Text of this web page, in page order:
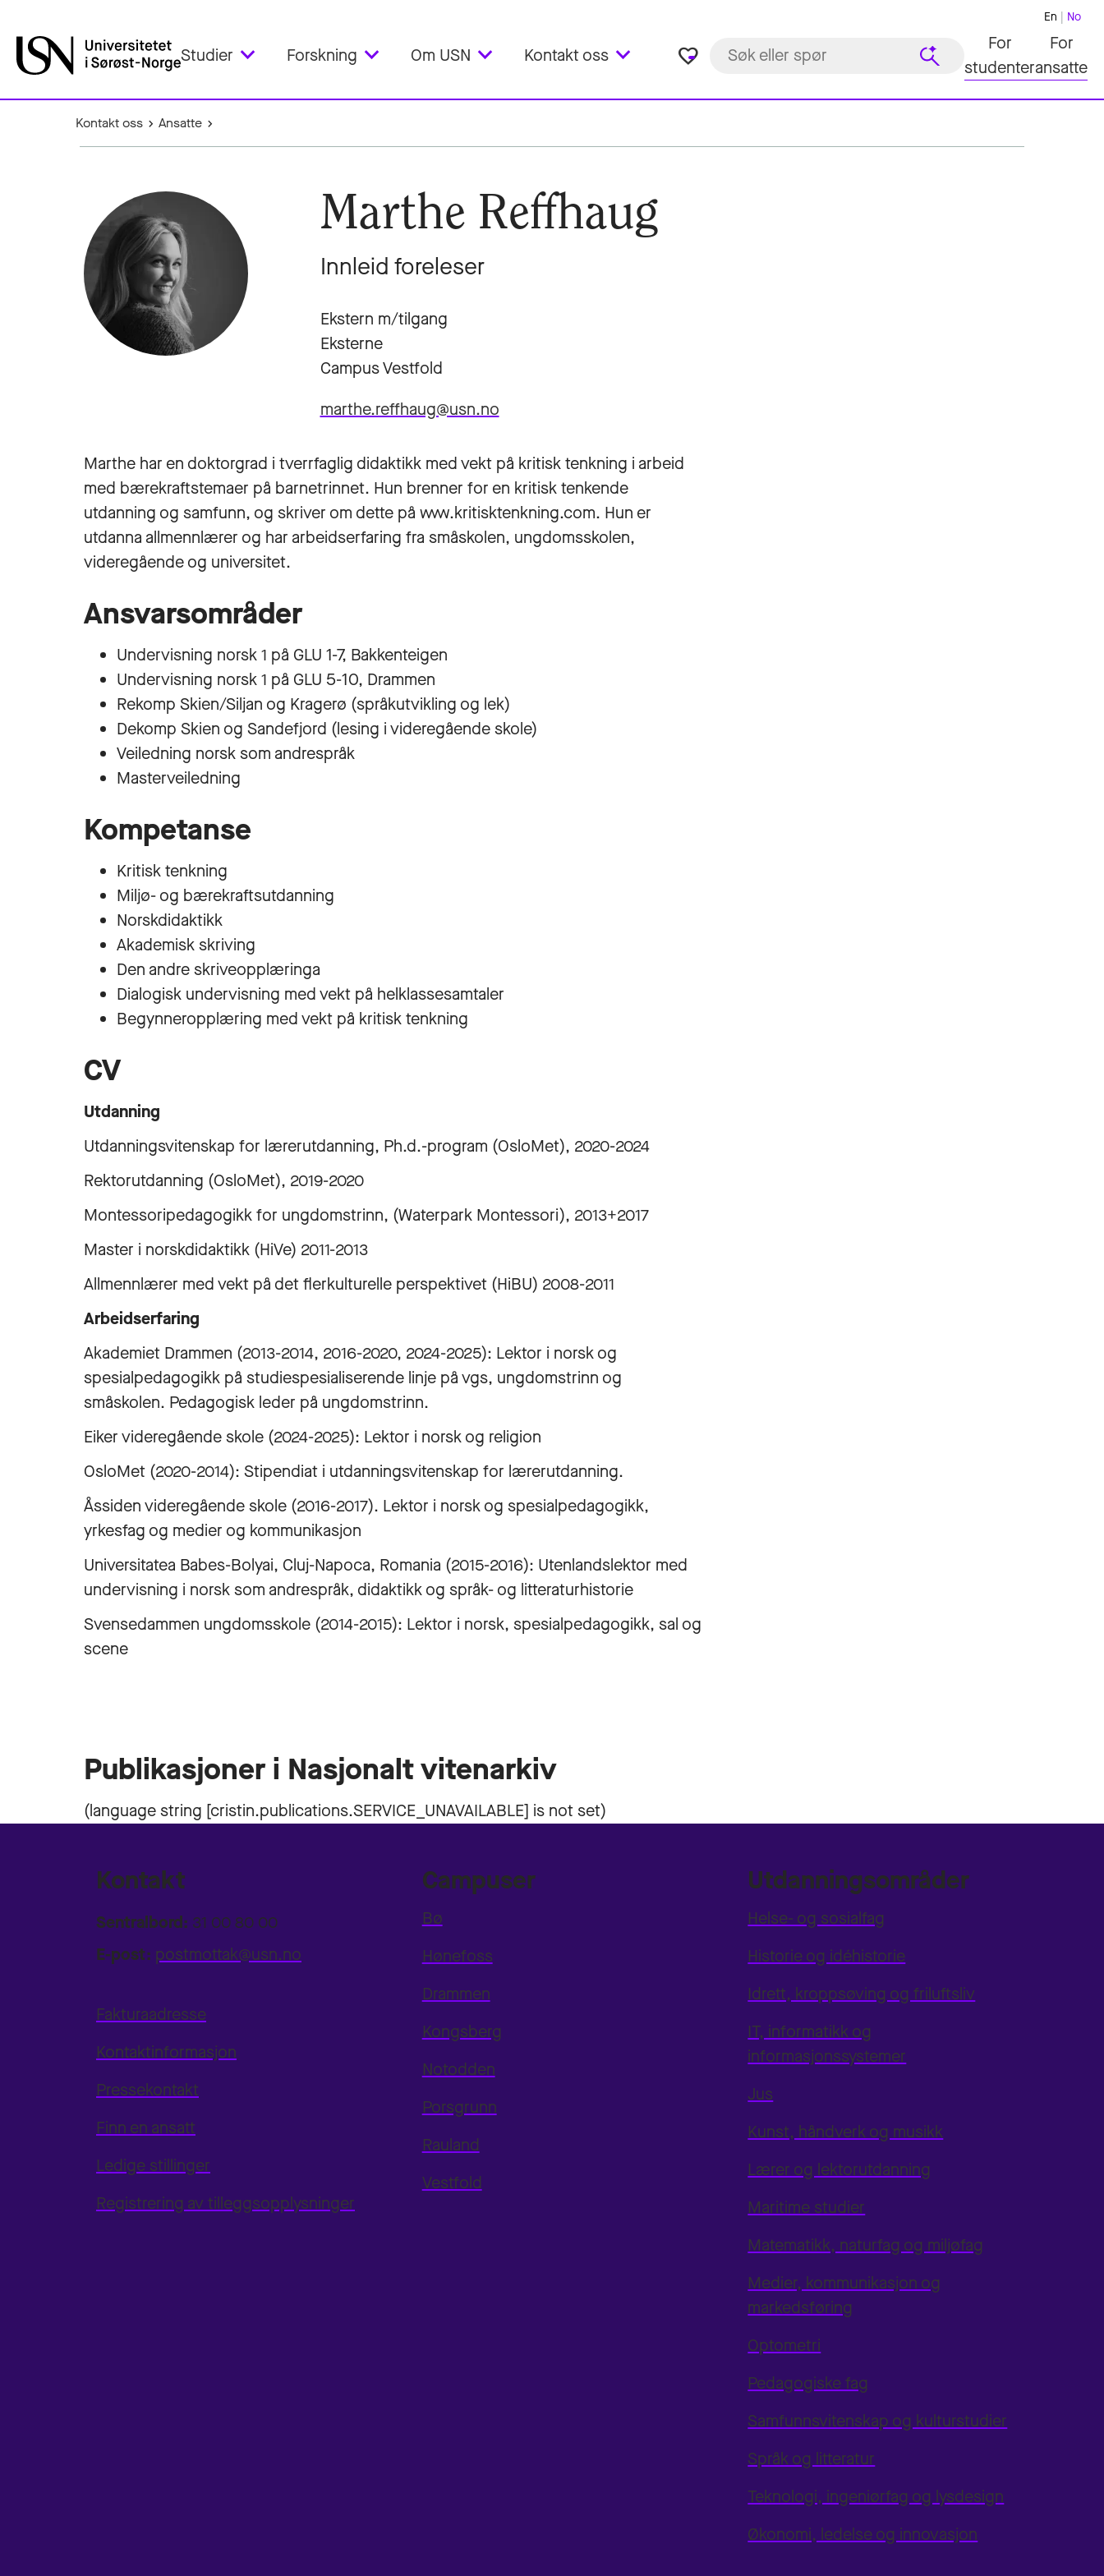
Studier Forskning Om USN Kontakt oss favorite_border
En No
For
studenter
For
ansatte
Kontakt oss Ansatte
Marthe Reffhaug
Innleid foreleser
Ekstern m/tilgang
Eksterne
Campus Vestfold
marthe.reffhaug@usn.no
Marthe har en doktorgrad i tverrfaglig didaktikk med vekt på kritisk tenkning i arbeid
med bærekraftstemaer på barnetrinnet. Hun brenner for en kritisk tenkende
utdanning og samfunn, og skriver om dette på www.kritisktenkning.com. Hun er
utdanna allmennlærer og har arbeidserfaring fra småskolen, ungdomsskolen,
videregående og universitet.
Ansvarsområder
Undervisning norsk 1 på GLU 1-7, Bakkenteigen
Undervisning norsk 1 på GLU 5-10, Drammen
Rekomp Skien/Siljan og Kragerø (språkutvikling og lek)
Dekomp Skien og Sandefjord (lesing i videregående skole)
Veiledning norsk som andrespråk
Masterveiledning
Kompetanse
Kritisk tenkning
Miljø- og bærekraftsutdanning
Norskdidaktikk
Akademisk skriving
Den andre skriveopplæringa
Dialogisk undervisning med vekt på helklassesamtaler
Begynneropplæring med vekt på kritisk tenkning
CV
Utdanning
Utdanningsvitenskap for lærerutdanning, Ph.d.-program (OsloMet), 2020-2024
Rektorutdanning (OsloMet), 2019-2020
Montessoripedagogikk for ungdomstrinn, (Waterpark Montessori), 2013+2017
Master i norskdidaktikk (HiVe) 2011-2013
Allmennlærer med vekt på det flerkulturelle perspektivet (HiBU) 2008-2011
Arbeidserfaring
Akademiet Drammen (2013-2014, 2016-2020, 2024-2025): Lektor i norsk og
spesialpedagogikk på studiespesialiserende linje på vgs, ungdomstrinn og
småskolen. Pedagogisk leder på ungdomstrinn.
Eiker videregående skole (2024-2025): Lektor i norsk og religion
OsloMet (2020-2014): Stipendiat i utdanningsvitenskap for lærerutdanning.
Åssiden videregående skole (2016-2017). Lektor i norsk og spesialpedagogikk,
yrkesfag og medier og kommunikasjon
Universitatea Babes-Bolyai, Cluj-Napoca, Romania (2015-2016): Utenlandslektor med
undervisning i norsk som andrespråk, didaktikk og språk- og litteraturhistorie
Svensedammen ungdomsskole (2014-2015): Lektor i norsk, spesialpedagogikk, sal og
scene
Publikasjoner i Nasjonalt vitenarkiv
Kontakt
Sentralbord: 31 00 80 00
E-post: postmottak@usn.no
Fakturaadresse
Kontaktinformasjon
Pressekontakt
Finn en ansatt
Ledige stillinger
Registrering av tilleggsopplysninger
Campuser
Bø
Hønefoss
Drammen
Kongsberg
Notodden
Porsgrunn
Rauland
Vestfold
Utdanningsområder
Helse- og sosialfag
Historie og idéhistorie
Idrett, kroppsøving og friluftsliv
IT, informatikk og
informasjonssystemer
Jus
Kunst, håndverk og musikk
Lærer og lektorutdanning
Maritime studier
Matematikk, naturfag og miljøfag
Medier, kommunikasjon og
markedsføring
Optometri
Pedagogiske fag
Samfunnsvitenskap og kulturstudier
Språk og litteratur
Teknologi, ingeniørfag og lysdesign
Økonomi, ledelse og innovasjon